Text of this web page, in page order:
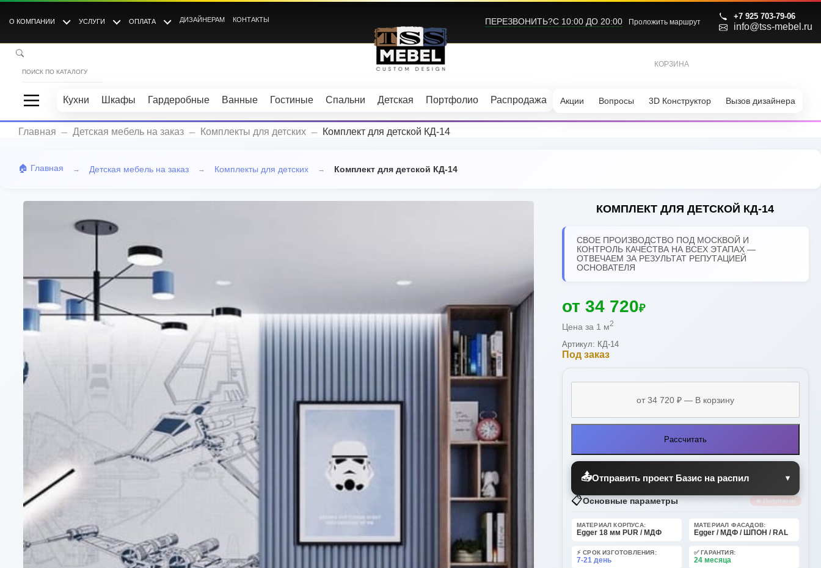
О КОМПАНИИ УСЛУГИ ОПЛАТА ДИЗАЙНЕРАМ КОНТАКТЫ ПЕРЕЗВОНИТЬ?С 10:00 ДО 20:00 Проложить маршрут
+7 925 703-79-06
info@tss-mebel.ru
КОРЗИНА
Кухни Шкафы Гардеробные Ванные Гостиные Спальни Детская Портфолио Распродажа Акции Вопросы 3D Конструктор Вызов дизайнера
Главная Детская мебель на заказ Комплекты для детских Комплект для детской КД-14
🏠 Главная → Детская мебель на заказ → Комплекты для детских → Комплект для детской КД-14
КОМПЛЕКТ ДЛЯ ДЕТСКОЙ КД-14
СВОЕ ПРОИЗВОДСТВО ПОД МОСКВОЙ И
КОНТРОЛЬ КАЧЕСТВА НА ВСЕХ ЭТАПАХ —
ОТВЕЧАЕМ ЗА РЕЗУЛЬТАТ РЕПУТАЦИЕЙ
ОСНОВАТЕЛЯ
от 34 720₽
Цена за 1 м2
Артикул: КД-14
Под заказ
Рассчитать
📤Отправить проект Базис на распил ▾
📋Основные параметры 🔥 Популярно
МАТЕРИАЛ КОРПУСА:
Egger 18 мм PUR / МДФ
МАТЕРИАЛ ФАСАДОВ:
Egger / МДФ / ШПОН / RAL
⚡ СРОК ИЗГОТОВЛЕНИЯ:
7-21 день
✅ ГАРАНТИЯ:
24 месяца